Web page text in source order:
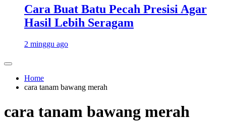
Cara Buat Batu Pecah Presisi Agar
Hasil Lebih Seragam
2 minggu ago
Home
cara tanam bawang merah
cara tanam bawang merah